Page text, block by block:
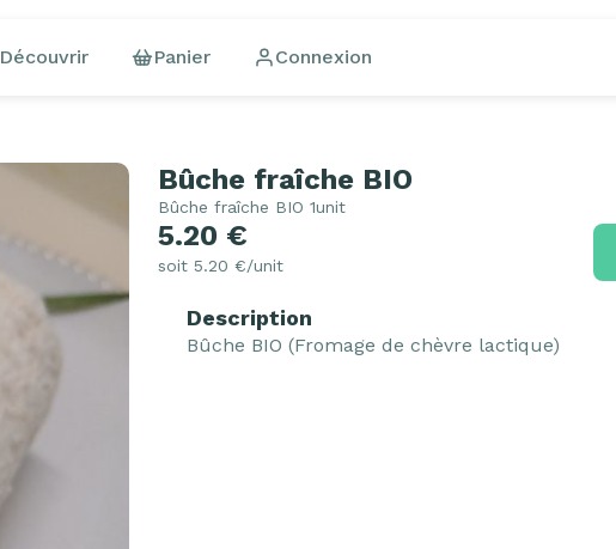
Découvrir Panier Connexion
Bûche fraîche BIO
Bûche fraîche BIO 1unit
5.20 €
soit 5.20 €/unit
Description
Bûche BIO (Fromage de chèvre lactique)